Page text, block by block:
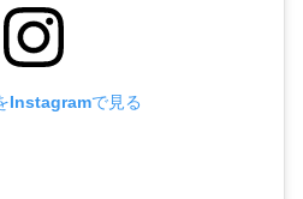
Instagramで見る